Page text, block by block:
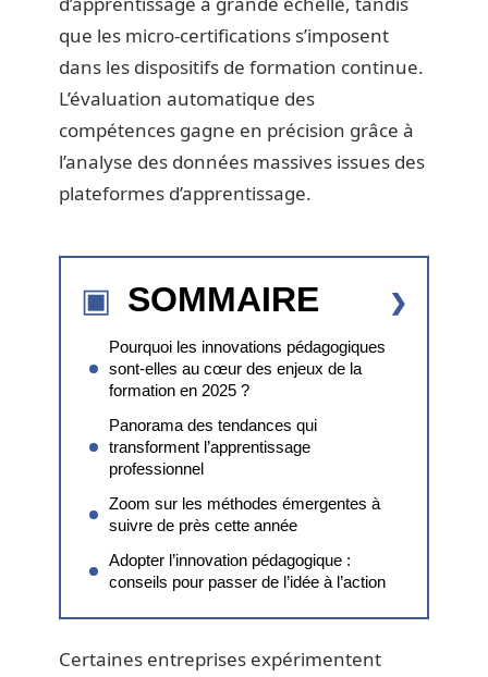
que les micro-certifications s’imposent
dans les dispositifs de formation continue.
L’évaluation automatique des
compétences gagne en précision grâce à
l’analyse des données massives issues des
plateformes d’apprentissage.
SOMMAIRE
Pourquoi les innovations pédagogiques
sont-elles au cœur des enjeux de la
formation en 2025 ?
Panorama des tendances qui
transforment l’apprentissage
professionnel
Zoom sur les méthodes émergentes à
suivre de près cette année
Adopter l’innovation pédagogique :
conseils pour passer de l’idée à l’action
Certaines entreprises expérimentent